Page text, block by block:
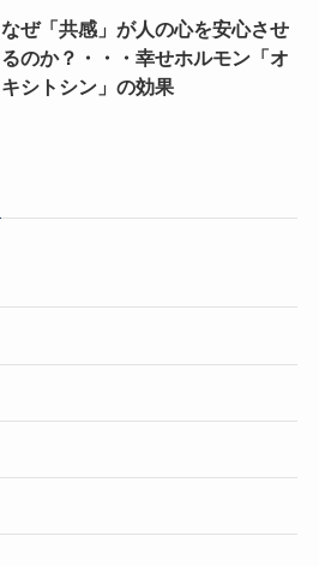
なぜ「共感」が人の心を安心させ
るのか？・・・幸せホルモン「オ
キシトシン」の効果